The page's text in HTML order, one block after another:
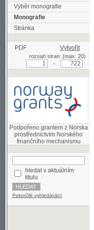
Monografie
Stránka
PDF Vytvořit
rozsah stran: (max. 20)
Podpořeno grantem z Norska
prostřednictvím Norského
hledat v aktuálním
titulu
Pokročilé vyhledávání